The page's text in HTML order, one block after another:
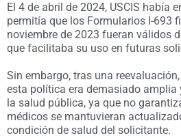
El 4 de abril de 2024, USCIS había
permitía que los Formularios I-693
noviembre de 2023 fueran válidos
que facilitaba su uso en futuras
Sin embargo, tras una
esta política era demasiado amplia
la salud pública, ya que no
médicos se mantuvieran
condición de salud del solicitante.